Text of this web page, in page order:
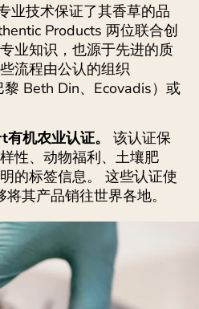
业技术保证了其香草的品
Products 两位联合创
业知识，也源于先进的质
流程由公认的组织
黎 Beth Din、Ecovadis）或
机农业认证。
该认证保
性、动物福利、土壤肥
的标签信息。 这些认证使
其产品销往世界各地。